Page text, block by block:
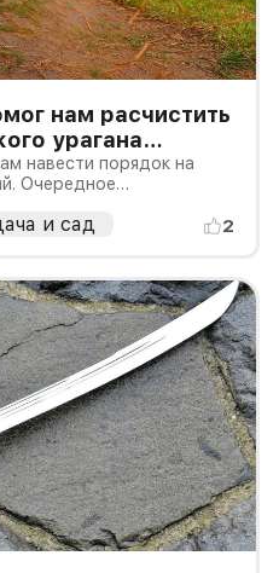
нам расчистить
урагана
навести порядок на
Очередное
и сад 2